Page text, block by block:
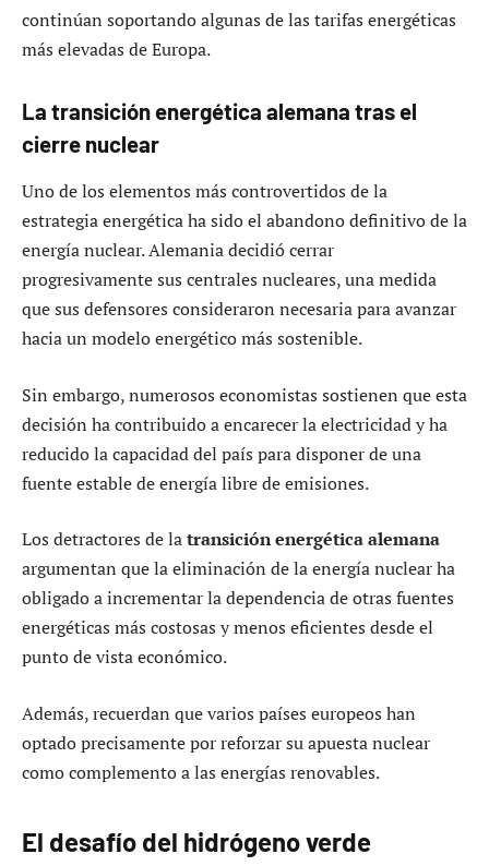
continúan soportando algunas de las tarifas energéticas
más elevadas de Europa.
La transición energética alemana tras el
cierre nuclear
Uno de los elementos más controvertidos de la
estrategia energética ha sido el abandono definitivo de la
energía nuclear. Alemania decidió cerrar
progresivamente sus centrales nucleares, una medida
que sus defensores consideraron necesaria para avanzar
hacia un modelo energético más sostenible.
Sin embargo, numerosos economistas sostienen que esta
decisión ha contribuido a encarecer la electricidad y ha
reducido la capacidad del país para disponer de una
fuente estable de energía libre de emisiones.
Los detractores de latransición energética alemana
argumentan que la eliminación de la energía nuclear ha
obligado a incrementar la dependencia de otras fuentes
energéticas más costosas y menos eficientes desde el
punto de vista económico.
Además, recuerdan que varios países europeos han
optado precisamente por reforzar su apuesta nuclear
como complemento a las energías renovables.
El desafío del hidrógeno verde